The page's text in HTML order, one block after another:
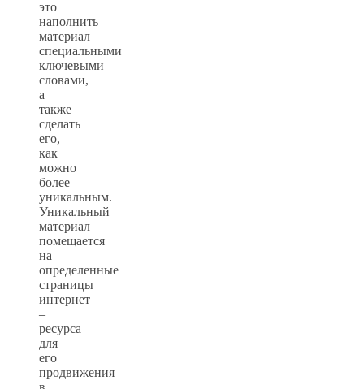
это
наполнить
материал
специальными
ключевыми
словами,
а
также
сделать
его,
как
можно
более
уникальным.
Уникальный
материал
помещается
на
определенные
страницы
интернет
–
ресурса
для
его
продвижения